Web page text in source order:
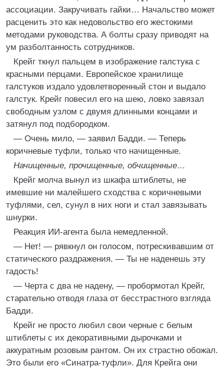
ассоциации. Закручивать гайки… Начальство может
расценить это как недовольство его жестокими
методами руководства. А болты сразу приводят на
ум разболтанность сотрудников.
Крейг ткнул пальцем в изображение галстука с
красными перцами. Европейское хранилище
галстуков издало удовлетворенный стон и выдало
галстук. Крейг повесил его на шею, ловко завязал
свободным узлом с двумя длинными концами и
затянул под подбородком.
— Очень мило, — заявил Бадди. — Теперь
коричневые туфли, только что начищенные.
Начищенные, прочищенные, обчищенные…
Крейг молча вынул из шкафа штиблеты, не
имевшие ни малейшего сходства с коричневыми
туфлями, сел, сунул в них ноги и стал завязывать
шнурки.
Реакция ИИ-агента была немедленной.
— Нет! — рявкнул он голосом, потрескивавшим от
статического раздражения. — Ты не наденешь эту
гадость!
— Черта с два не надену, — пробормотал Крейг,
старательно отводя глаза от бесстрастного взгляда
Бадди.
Крейг не просто любил свои черные с белым
штиблеты с их декоративными дырочками и
аккуратным розовым рантом. Он их страстно обожал.
Это были его «Синатра-туфли». Для Крейга они